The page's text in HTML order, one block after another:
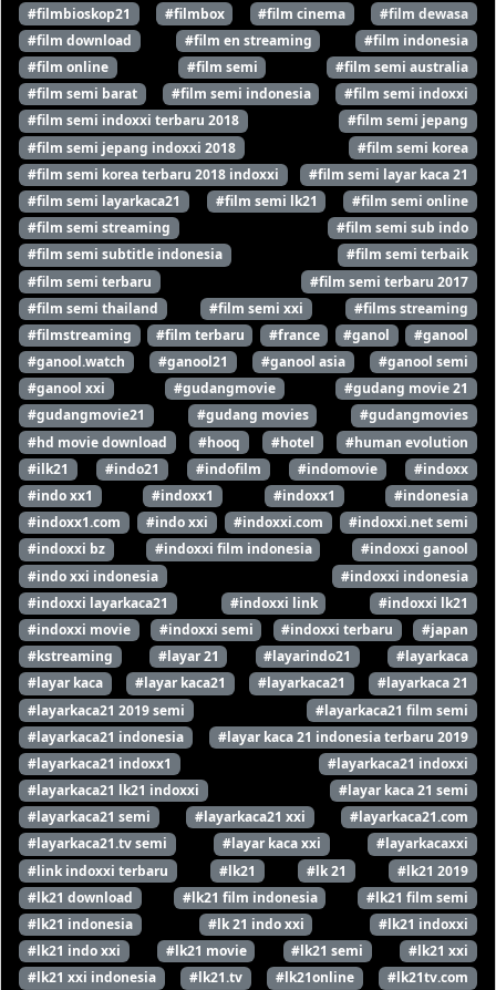
#filmbioskop21
#filmbox #film cinema
#film dewasa
#film download
#film en streaming
#film indonesia
#film online
#film semi
#film semi australia
#film semi barat
#film semi indonesia
#film semi indoxxi
#film semi indoxxi terbaru 2018
#film semi jepang
#film semi jepang indoxxi 2018
#film semi korea
#film semi korea terbaru 2018 indoxxi
#film semi layar kaca 21
#film semi layarkaca21
#film semi lk21
#film semi online
#film semi streaming
#film semi sub indo
#film semi subtitle indonesia
#film semi terbaik
#film semi terbaru
#film semi terbaru 2017
#film semi thailand
#film semi xxi
#films streaming
#filmstreaming
#film terbaru #france #ganol
#ganool
#ganool.watch
#ganool21 #ganool asia
#ganool semi
#ganool xxi
#gudangmovie
#gudang movie 21
#gudangmovie21
#gudang movies
#gudangmovies
#hd movie download
#hooq #hotel
#human evolution
#ilk21
#indo21 #indofilm #indomovie
#indoxx
#indo xx1
#indoxx1 #indoxx1
#indonesia
#indoxx1.com
#indo xxi #indoxxi.com
#indoxxi.net semi
#indoxxi bz
#indoxxi film indonesia
#indoxxi ganool
#indo xxi indonesia
#indoxxi indonesia
#indoxxi layarkaca21
#indoxxi link
#indoxxi lk21
#indoxxi movie
#indoxxi semi #indoxxi terbaru
#japan
#kstreaming
#layar 21 #layarindo21
#layarkaca
#layar kaca
#layar kaca21 #layarkaca21
#layarkaca 21
#layarkaca21 2019 semi
#layarkaca21 film semi
#layarkaca21 indonesia
#layar kaca 21 indonesia terbaru 2019
#layarkaca21 indoxx1
#layarkaca21 indoxxi
#layarkaca21 lk21 indoxxi
#layar kaca 21 semi
#layarkaca21 semi
#layarkaca21 xxi
#layarkaca21.com
#layarkaca21.tv semi
#layar kaca xxi
#layarkacaxxi
#link indoxxi terbaru
#lk21 #lk 21
#lk21 2019
#lk21 download
#lk21 film indonesia
#lk21 film semi
#lk21 indonesia
#lk 21 indo xxi
#lk21 indoxxi
#lk21 indo xxi
#lk21 movie #lk21 semi
#lk21 xxi
#lk21 xxi indonesia
#lk21.tv #lk21online
#lk21tv.com